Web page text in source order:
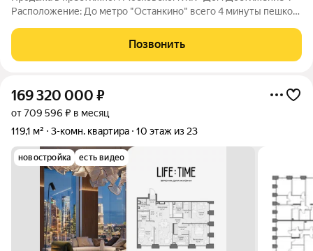
Расположение: До метро "Останкино" всего 4 минуты пешком,
пешей доступности находятся школы и детские сады. Рядом
также расположены
Позвонить
169 320 000 ₽
от 709 596 ₽ в месяц
119,1 м²
3-комн. квартира 10 этаж из 23
новостройка есть видео